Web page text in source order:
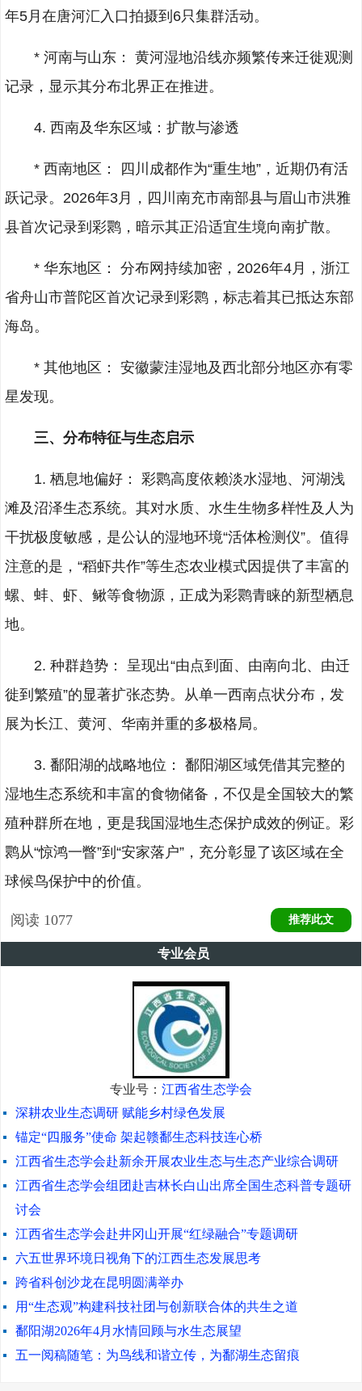
年5月在唐河汇入口拍摄到6只集群活动。
* 河南与山东： 黄河湿地沿线亦频繁传来迁徙观测
记录，显示其分布北界正在推进。
4. 西南及华东区域：扩散与渗透
* 西南地区： 四川成都作为“重生地”，近期仍有活
跃记录。2026年3月，四川南充市南部县与眉山市洪雅
县首次记录到彩鹮，暗示其正沿适宜生境向南扩散。
* 华东地区： 分布网持续加密，2026年4月，浙江
省舟山市普陀区首次记录到彩鹮，标志着其已抵达东部
海岛。
* 其他地区： 安徽蒙洼湿地及西北部分地区亦有零
星发现。
三、分布特征与生态启示
1. 栖息地偏好： 彩鹮高度依赖淡水湿地、河湖浅
滩及沼泽生态系统。其对水质、水生生物多样性及人为
干扰极度敏感，是公认的湿地环境“活体检测仪”。值得
注意的是，“稻虾共作”等生态农业模式因提供了丰富的
螺、蚌、虾、鳅等食物源，正成为彩鹮青睐的新型栖息
地。
2. 种群趋势： 呈现出“由点到面、由南向北、由迁
徙到繁殖”的显著扩张态势。从单一西南点状分布，发
展为长江、黄河、华南并重的多极格局。
3. 鄱阳湖的战略地位： 鄱阳湖区域凭借其完整的
湿地生态系统和丰富的食物储备，不仅是全国较大的繁
殖种群所在地，更是我国湿地生态保护成效的例证。彩
鹮从“惊鸿一瞥”到“安家落户”，充分彰显了该区域在全
球候鸟保护中的价值。
阅读 1077 推荐此文
专业会员
专业号： 江西省生态学会
深耕农业生态调研 赋能乡村绿色发展
锚定“四服务”使命 架起赣鄱生态科技连心桥
江西省生态学会赴新余开展农业生态与生态产业综合调研
江西省生态学会组团赴吉林长白山出席全国生态科普专题研
讨会
江西省生态学会赴井冈山开展“红绿融合”专题调研
六五世界环境日视角下的江西生态发展思考
跨省科创沙龙在昆明圆满举办
用“生态观”构建科技社团与创新联合体的共生之道
鄱阳湖2026年4月水情回顾与水生态展望
五一阅稿随笔：为鸟线和谐立传，为鄱湖生态留痕